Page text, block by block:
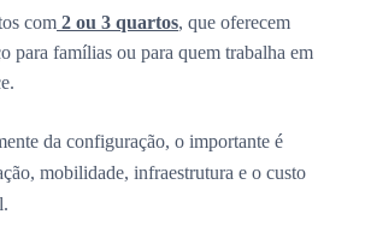
com 2 ou 3 quartos, que oferecem
para famílias ou para quem trabalha em
da configuração, o importante é
mobilidade, infraestrutura e o custo